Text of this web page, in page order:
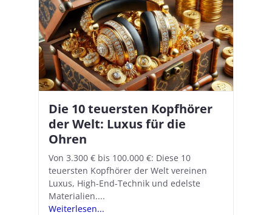
Die 10 teuersten Kopfhörer
der Welt: Luxus für die
Ohren
Von 3.300 € bis 100.000 €: Diese 10
teuersten Kopfhörer der Welt vereinen
Luxus, High-End-Technik und edelste
Materialien....
Weiterlesen...
Apple AirPods Pro 2 und iOS
18.1: So richtet ihr das neue
Hörgeräte-Feature ein
Mit iOS 18.1 und den AirPods Pro 2
verwandelt Apple seine In-Ear-Kopfhörer
in kostengünstige Hörhilfen. In wenigen
Schritten...
Weiterlesen...